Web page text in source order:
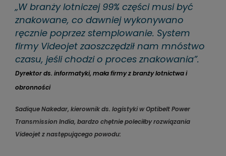
„W branży lotniczej 99% części musi być
znakowane, co dawniej wykonywano
ręcznie poprzez stemplowanie. System
firmy Videojet zaoszczędził nam mnóstwo
czasu, jeśli chodzi o proces znakowania”.
Dyrektor ds. informatyki, mała firmy z branży lotnictwa i
obronności
Sadique Nakedar, kierownik ds. logistyki w Optibelt Power
Transmission India, bardzo chętnie poleciłby rozwiązania
Videojet z następującego powodu: